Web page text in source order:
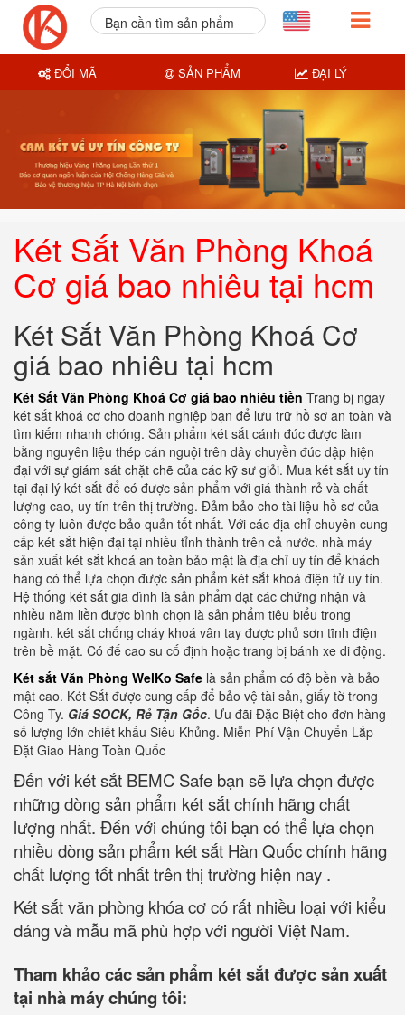
Két Sắt Văn Phòng Khoá
Cơ giá bao nhiêu tại hcm
Két Sắt Văn Phòng Khoá Cơ
giá bao nhiêu tại hcm
Két Sắt Văn Phòng Khoá Cơ giá bao nhiêu tiền Trang bị ngay
két sắt khoá cơ cho doanh nghiệp bạn để lưu trữ hồ sơ an toàn và
tìm kiếm nhanh chóng. Sản phẩm két sắt cánh đúc được làm
bằng nguyên liệu thép cán nguội trên dây chuyền đúc dập hiện
đại với sự giám sát chặt chẽ của các kỹ sư giỏi. Mua két sắt uy tín
tại đại lý két sắt để có được sản phẩm với giá thành rẻ và chất
lượng cao, uy tín trên thị trường. Đảm bảo cho tài liệu hồ sơ của
công ty luôn được bảo quản tốt nhất. Với các địa chỉ chuyên cung
cấp két sắt hiện đại tại nhiều tỉnh thành trên cả nước. nhà máy
sản xuất két sắt khoá an toàn bảo mật là địa chỉ uy tín để khách
hàng có thể lựa chọn được sản phẩm két sắt khoá điện tử uy tín.
Hệ thống két sắt gia đình là sản phẩm đạt các chứng nhận và
nhiều năm liền được bình chọn là sản phẩm tiêu biểu trong
ngành. két sắt chống cháy khoá vân tay được phủ sơn tĩnh điện
trên bề mặt. Có đế cao su cố định hoặc trang bị bánh xe di động.
Két sắt Văn Phòng WelKo Safe là sản phẩm có độ bền và bảo
mật cao. Két Sắt được cung cấp để bảo vệ tài sản, giấy tờ trong
Công Ty. Giá SOCK, Rẻ Tận Gốc. Ưu đãi Đặc Biệt cho đơn hàng
số lượng lớn chiết khấu Siêu Khủng. Miễn Phí Vận Chuyển Lắp
Đặt Giao Hàng Toàn Quốc
Đến với két sắt BEMC Safe bạn sẽ lựa chọn được
những dòng sản phẩm két sắt chính hãng chất
lượng nhất. Đến với chúng tôi bạn có thể lựa chọn
nhiều dòng sản phẩm két sắt Hàn Quốc chính hãng
chất lượng tốt nhất trên thị trường hiện nay .
Két sắt văn phòng khóa cơ có rất nhiều loại với kiểu
dáng và mẫu mã phù hợp với người Việt Nam.
Tham khảo các sản phẩm két sắt được sản xuất
tại nhà máy chúng tôi:
Bạn cần tìm sản phẩm
ĐỔI MÃ SẢN PHẨM ĐẠI LÝ